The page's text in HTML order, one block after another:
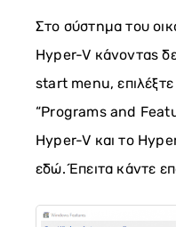
Στο σύστημα του
Hyper-V κάνοντας
start menu,
“Programs and
Hyper-V και το
εδώ. Έπειτα κάντε